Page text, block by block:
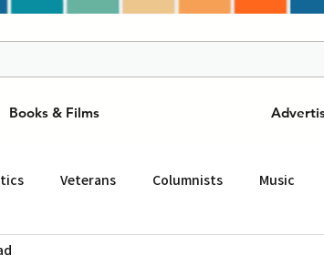
Books & Films
Veterans Columnists Music
ニュース